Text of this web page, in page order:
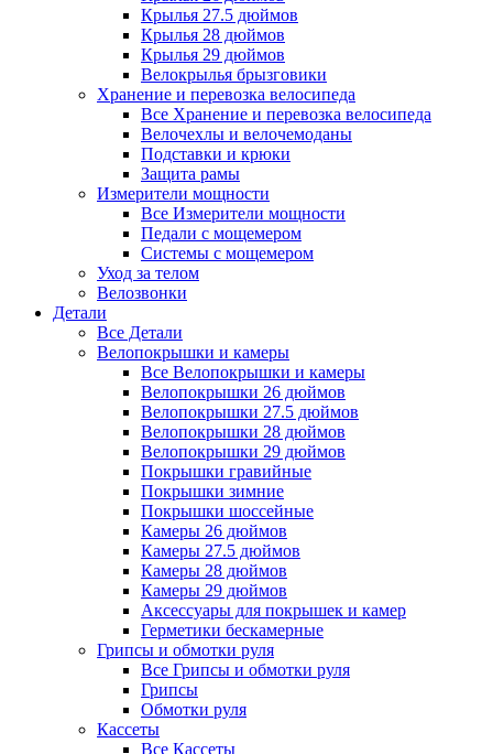
Крылья 27.5 дюймов
Крылья 28 дюймов
Крылья 29 дюймов
Велокрылья брызговики
Хранение и перевозка велосипеда
Все Хранение и перевозка велосипеда
Велочехлы и велочемоданы
Подставки и крюки
Защита рамы
Измерители мощности
Все Измерители мощности
Педали с мощемером
Системы с мощемером
Уход за телом
Велозвонки
Детали
Все Детали
Велопокрышки и камеры
Все Велопокрышки и камеры
Велопокрышки 26 дюймов
Велопокрышки 27.5 дюймов
Велопокрышки 28 дюймов
Велопокрышки 29 дюймов
Покрышки гравийные
Покрышки зимние
Покрышки шоссейные
Камеры 26 дюймов
Камеры 27.5 дюймов
Камеры 28 дюймов
Камеры 29 дюймов
Аксессуары для покрышек и камер
Герметики бескамерные
Грипсы и обмотки руля
Все Грипсы и обмотки руля
Грипсы
Обмотки руля
Кассеты
Все Кассеты